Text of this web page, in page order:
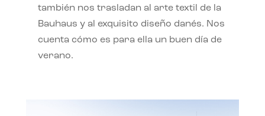
también nos trasladan al arte textil de la
Bauhaus y al exquisito diseño danés. Nos
cuenta cómo es para ella un buen día de
verano.